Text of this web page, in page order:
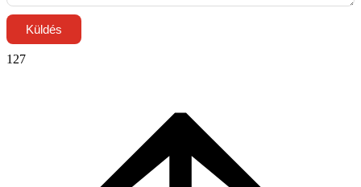
Küldés
127